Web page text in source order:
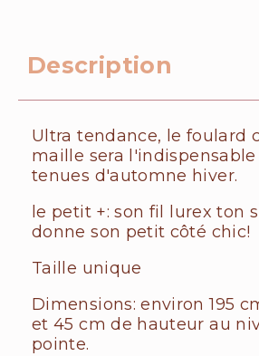
Description
Ultra tendance, le foulard
maille sera l'indispensable
tenues d'automne hiver.
le petit +: son fil lurex ton
donne son petit côté chic!
Taille unique
Dimensions: environ 195
et 45 cm de hauteur au
pointe.